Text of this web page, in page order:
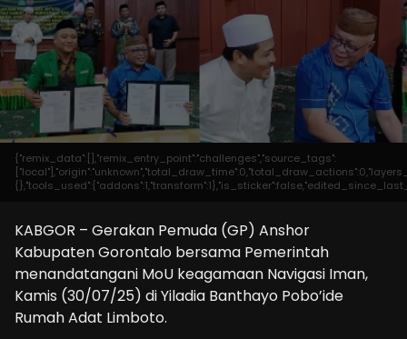
{"remix_data":[],"remix_entry_point":"challenges","source_tags":
KABGOR – Gerakan Pemuda (GP) Anshor
Kabupaten Gorontalo bersama Pemerintah
menandatangani MoU keagamaan Navigasi Iman,
Kamis (30/07/25) di Yiladia Banthayo Pobo’ide
Rumah Adat Limboto.